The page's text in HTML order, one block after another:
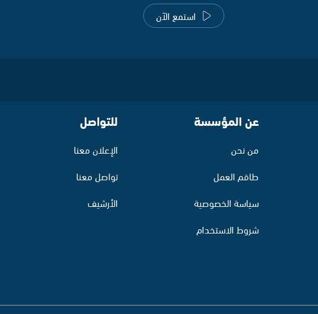
استمع الآن
عن المؤسسة
من نحن
طاقم العمل
سياسة الخصوصية
شروط الاستخدام
للتواصل
الإعلان معنا
تواصل معنا
الأرشيف